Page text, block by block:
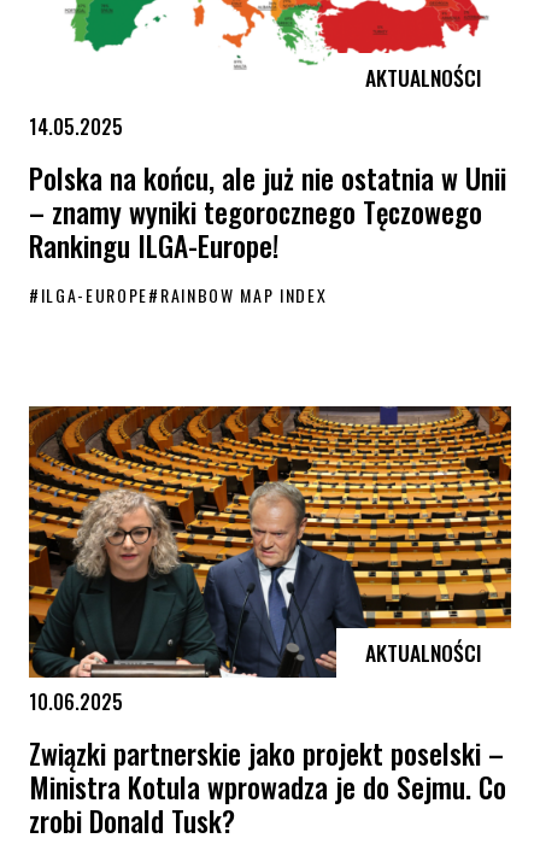
AKTUALNOŚCI
14.05.2025
Polska na końcu, ale już nie ostatnia w Unii
– znamy wyniki tegorocznego Tęczowego
Rankingu ILGA-Europe!
#ILGA-EUROPE#RAINBOW MAP INDEX
AKTUALNOŚCI
10.06.2025
Związki partnerskie jako projekt poselski –
Ministra Kotula wprowadza je do Sejmu. Co
zrobi Donald Tusk?